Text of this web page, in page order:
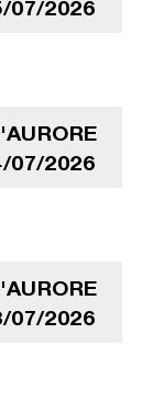
07/2026
07/2026
07/2026